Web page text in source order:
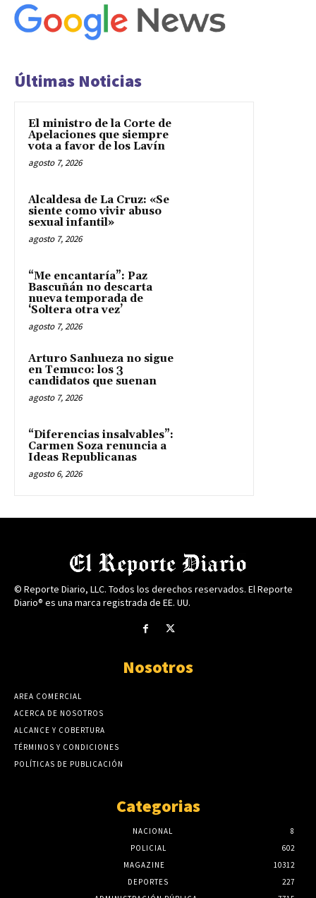
Últimas Noticias
El ministro de la Corte de
Apelaciones que siempre
vota a favor de los Lavín
agosto 7, 2026
Alcaldesa de La Cruz: «Se
siente como vivir abuso
sexual infantil»
agosto 7, 2026
“Me encantaría”: Paz
Bascuñán no descarta
nueva temporada de
‘Soltera otra vez’
agosto 7, 2026
Arturo Sanhueza no sigue
en Temuco: los 3
candidatos que suenan
agosto 7, 2026
“Diferencias insalvables”:
Carmen Soza renuncia a
Ideas Republicanas
agosto 6, 2026
© Reporte Diario, LLC. Todos los derechos reservados. El Reporte
Diario® es una marca registrada de EE. UU.
Nosotros
AREA COMERCIAL
ACERCA DE NOSOTROS
ALCANCE Y COBERTURA
TÉRMINOS Y CONDICIONES
POLÍTICAS DE PUBLICACIÓN
Categorias
NACIONAL
8
POLICIAL
602
MAGAZINE
10312
DEPORTES
227